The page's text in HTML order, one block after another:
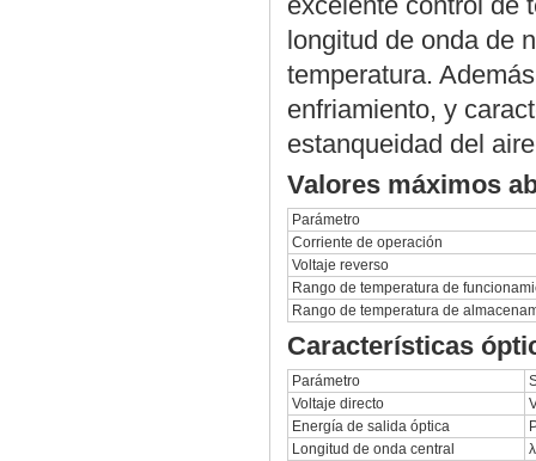
longitud de onda de
temperatura.
enfriamiento, y
estanqueidad del
Valores máximos
Parámetro
Corriente de operación
Voltaje reverso
Rango de temperatura de
Rango de temperatura de
Características
Parámetro
Voltaje directo
Energía de salida óptica
Longitud de onda central